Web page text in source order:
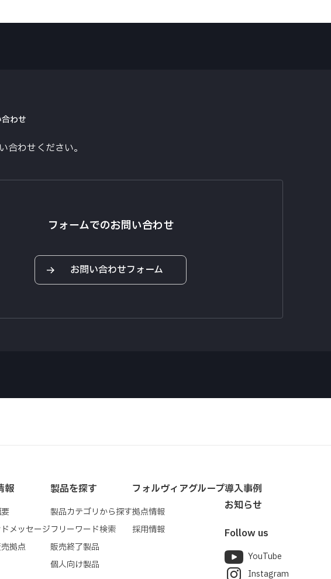
平800×垂直480×3<RGB>）
～99.0MHz
～1,629kHz
学習型2ch
DC9～16V
-20～70℃
わせ
合わせください。
フォームでのお問い合わせ
お問い合わせフォーム
報
メッセージ
拠点
製品を探す
製品カテゴリから探す
フリーワード検索
販売終了製品
個人向け製品
フォルヴィアグループ
拠点情報
採用情報
導入事例
お知らせ
Follow us
YouTube
Instagram